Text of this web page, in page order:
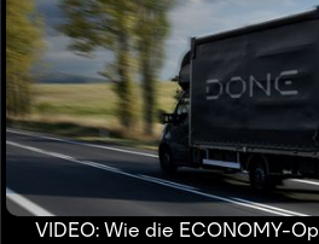
VIDEO: Wie die ECONOMY-